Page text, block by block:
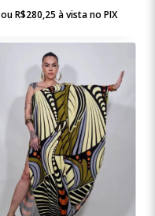
ouR$280,25 à vista no PIX